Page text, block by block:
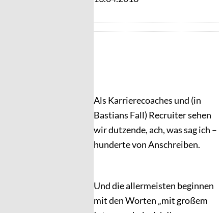
Als Karrierecoaches und (in
Bastians Fall) Recruiter sehen
wir dutzende, ach, was sag ich –
hunderte von Anschreiben.
Und die allermeisten beginnen
mit den Worten „mit großem